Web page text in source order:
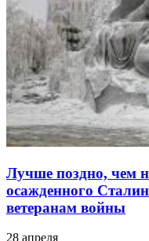
Лучше поздно, чем
осажденного
ветеранам войны
28 апреля